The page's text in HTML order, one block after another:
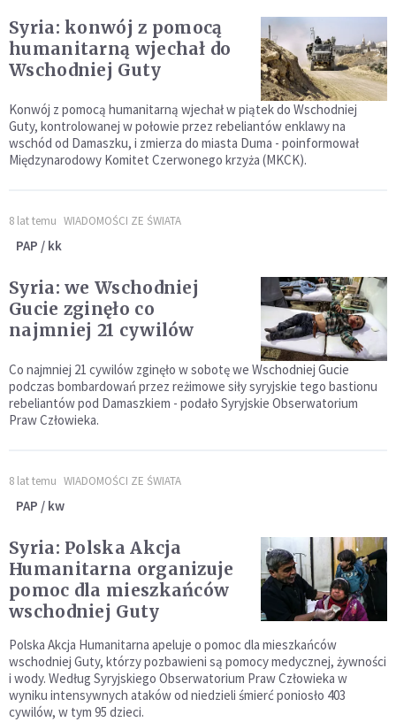
Syria: konwój z pomocą
humanitarną wjechał do
Wschodniej Guty
Konwój z pomocą humanitarną wjechał w piątek do Wschodniej
Guty, kontrolowanej w połowie przez rebeliantów enklawy na
wschód od Damaszku, i zmierza do miasta Duma - poinformował
Międzynarodowy Komitet Czerwonego krzyża (MKCK).
8 lat temu WIADOMOŚCI ZE ŚWIATA
PAP / kk
Syria: we Wschodniej
Gucie zginęło co
najmniej 21 cywilów
Co najmniej 21 cywilów zginęło w sobotę we Wschodniej Gucie
podczas bombardowań przez reżimowe siły syryjskie tego bastionu
rebeliantów pod Damaszkiem - podało Syryjskie Obserwatorium
Praw Człowieka.
8 lat temu WIADOMOŚCI ZE ŚWIATA
PAP / kw
Syria: Polska Akcja
Humanitarna organizuje
pomoc dla mieszkańców
wschodniej Guty
Polska Akcja Humanitarna apeluje o pomoc dla mieszkańców
wschodniej Guty, którzy pozbawieni są pomocy medycznej, żywności
i wody. Według Syryjskiego Obserwatorium Praw Człowieka w
wyniku intensywnych ataków od niedzieli śmierć poniosło 403
cywilów, w tym 95 dzieci.